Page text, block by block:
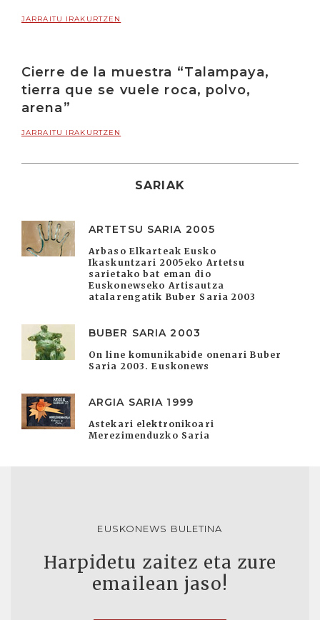
JARRAITU IRAKURTZEN
Cierre de la muestra “Talampaya,
tierra que se vuele roca, polvo,
arena”
JARRAITU IRAKURTZEN
SARIAK
ARTETSU SARIA 2005
Arbaso Elkarteak Eusko
Ikaskuntzari 2005eko Artetsu
sarietako bat eman dio
Euskonewseko Artisautza
atalarengatik Buber Saria 2003
BUBER SARIA 2003
On line komunikabide onenari Buber
Saria 2003. Euskonews
ARGIA SARIA 1999
Astekari elektronikoari
Merezimenduzko Saria
EUSKONEWS BULETINA
Harpidetu zaitez eta zure
emailean jaso!